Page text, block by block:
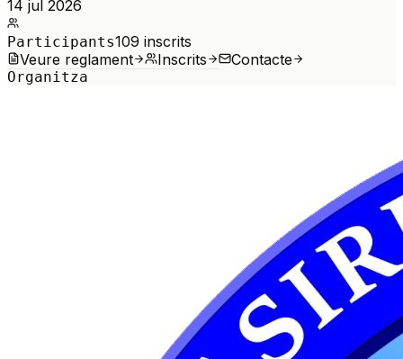
14 jul 2026
Participants109 inscrits
Veure reglament
Inscrits Contacte
Organitza